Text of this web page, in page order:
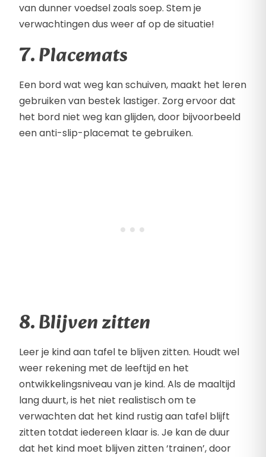
van dunner voedsel zoals soep. Stem je
verwachtingen dus weer af op de situatie!
7. Placemats
Een bord wat weg kan schuiven, maakt het leren
gebruiken van bestek lastiger. Zorg ervoor dat
het bord niet weg kan glijden, door bijvoorbeeld
een anti-slip-placemat te gebruiken.
8. Blijven zitten
Leer je kind aan tafel te blijven zitten. Houdt wel
weer rekening met de leeftijd en het
ontwikkelingsniveau van je kind. Als de maaltijd
lang duurt, is het niet realistisch om te
verwachten dat het kind rustig aan tafel blijft
zitten totdat iedereen klaar is. Je kan de duur
dat het kind moet blijven zitten ‘trainen’, door